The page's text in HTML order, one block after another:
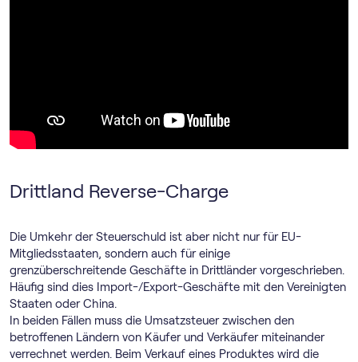
Drittland Reverse-Charge
Die Umkehr der Steuerschuld ist aber nicht nur für EU-
Mitgliedsstaaten, sondern auch für einige
grenzüberschreitende Geschäfte in Drittländer vorgeschrieben.
Häufig sind dies Import-/Export-Geschäfte mit den Vereinigten
Staaten oder China.
In beiden Fällen muss die Umsatzsteuer zwischen den
betroffenen Ländern von Käufer und Verkäufer miteinander
verrechnet werden. Beim Verkauf eines Produktes wird die